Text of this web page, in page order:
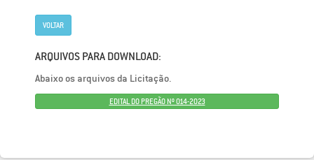
VOLTAR
ARQUIVOS PARA DOWNLOAD:
Abaixo os arquivos da Licitação.
EDITAL DO PREGÃO Nº 014-2023